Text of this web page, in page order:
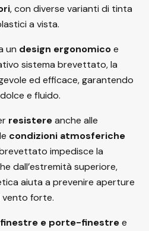
, con diverse varianti di tinta
a vista.
un design ergonomicoe
sistema brevettato, la
ed efficace, garantendo
e fluido.
resistereanche alle
condizioni atmosferiche
impedisce la
dall’estremità superiore,
aiuta a prevenire aperture
vento forte.
e porte-finestree